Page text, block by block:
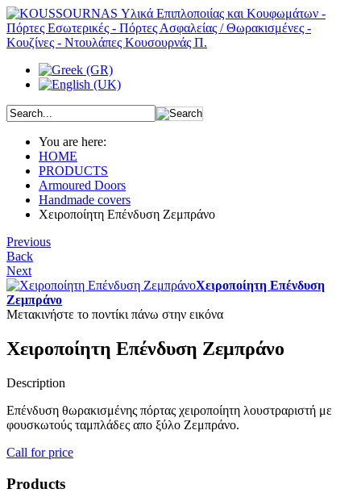
You are here:
HOME
PRODUCTS
Armoured Doors
Handmade covers
Χειροποίητη Επένδυση Ζεμπράνο
Previous
Back
Next
Χειροποίητη Επένδυση
Ζεμπράνο
Μετακινήστε το ποντίκι πάνω στην εικόνα
Χειροποίητη Επένδυση Ζεμπράνο
Description
Επένδυση θωρακισμένης πόρτας χειροποίητη λουστραριστή με
φουσκωτούς ταμπλάδες απο ξύλο Ζεμπράνο.
Call for price
Products